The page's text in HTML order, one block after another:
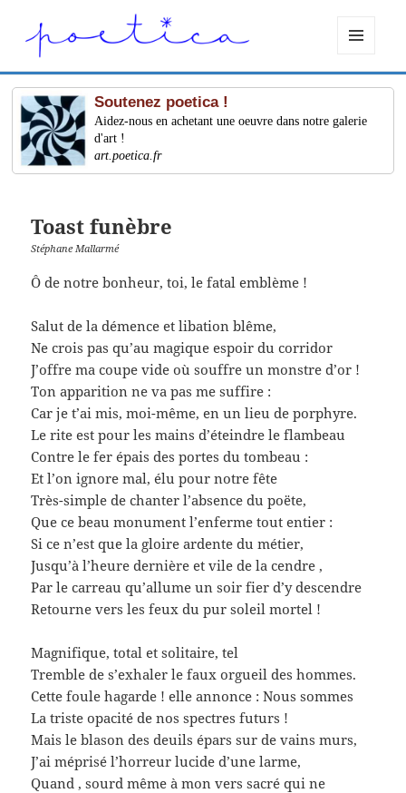
ET
WIDGETS
Soutenez poetica !
Aidez-nous en achetant une oeuvre dans notre galerie
d'art !
art.poetica.fr
Toast funèbre
Stéphane Mallarmé
Ô de notre bonheur, toi, le fatal emblème !
Salut de la démence et libation blême,
Ne crois pas qu’au magique espoir du corridor
J’offre ma coupe vide où souffre un monstre d’or !
Ton apparition ne va pas me suffire :
Car je t’ai mis, moi-même, en un lieu de porphyre.
Le rite est pour les mains d’éteindre le flambeau
Contre le fer épais des portes du tombeau :
Et l’on ignore mal, élu pour notre fête
Très-simple de chanter l’absence du poëte,
Que ce beau monument l’enferme tout entier :
Si ce n’est que la gloire ardente du métier,
Jusqu’à l’heure dernière et vile de la cendre ,
Par le carreau qu’allume un soir fier d’y descendre
Retourne vers les feux du pur soleil mortel !
Magnifique, total et solitaire, tel
Tremble de s’exhaler le faux orgueil des hommes.
Cette foule hagarde ! elle annonce : Nous sommes
La triste opacité de nos spectres futurs !
Mais le blason des deuils épars sur de vains murs,
J’ai méprisé l’horreur lucide d’une larme,
Quand , sourd même à mon vers sacré qui ne